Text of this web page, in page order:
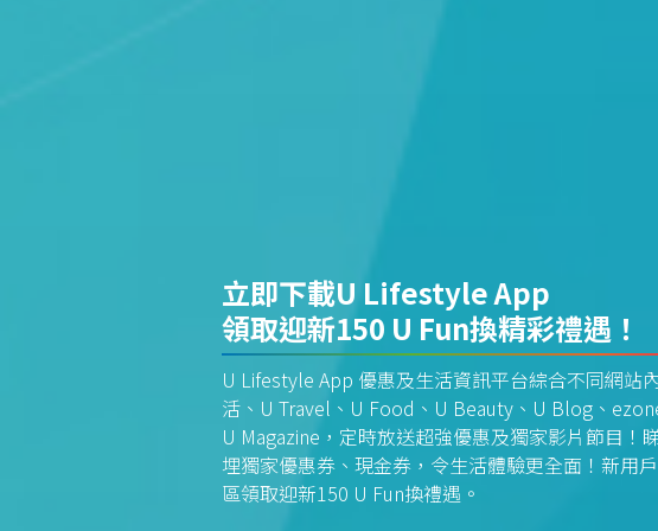
立即下載U Lifestyle App
領取迎新150 U Fun換精彩禮遇！
U Lifestyle App 優惠及生活資訊平台綜合不同網站
活、U Travel、U Food、U Beauty、U Blog、
U Magazine，定時放送超強優惠及獨家影片節目！
埋獨家優惠券、現金券，令生活體驗更全面！新用
區領取迎新150 U Fun換禮遇。